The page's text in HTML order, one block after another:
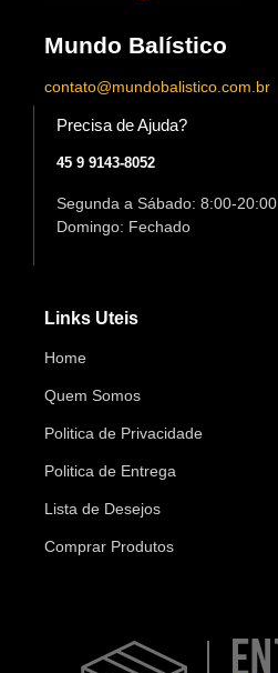
Mundo Balístico
contato@mundobalistico.com.br
Precisa de Ajuda?
45 9 9143-8052
Segunda a Sábado: 8:00-20:00
Domingo: Fechado
Links Uteis
Home
Quem Somos
Politica de Privacidade
Politica de Entrega
Lista de Desejos
Comprar Produtos